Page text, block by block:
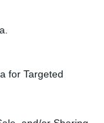
for Targeted
, azienda di
carne bovina.